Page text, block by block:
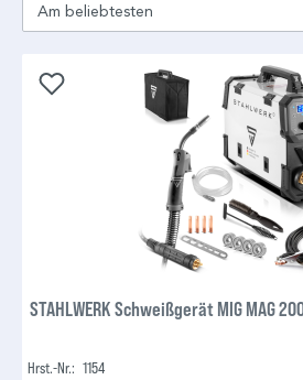
STAHLWERK Schweißgerät MIG MAG
Hrst.-Nr.: 1154